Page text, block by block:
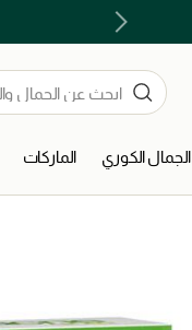
الجمال الكوري الماركات